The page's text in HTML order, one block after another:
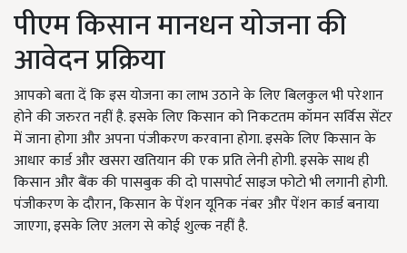
पीएम किसान मानधन योजना की
आवेदन प्रक्रिया
आपको बता दें कि इस योजना का लाभ उठाने के लिए बिलकुल भी परेशान
होने की जरुरत नहीं है. इसके लिए किसान को निकटतम कॉमन सर्विस सेंटर
में जाना होगा और अपना पंजीकरण करवाना होगा. इसके लिए किसान के
आधार कार्ड और खसरा खतियान की एक प्रति लेनी होगी. इसके साथ ही
किसान और बैंक की पासबुक की दो पासपोर्ट साइज फोटो भी लगानी होगी.
पंजीकरण के दौरान, किसान के पेंशन यूनिक नंबर और पेंशन कार्ड बनाया
जाएगा, इसके लिए अलग से कोई शुल्क नहीं है.